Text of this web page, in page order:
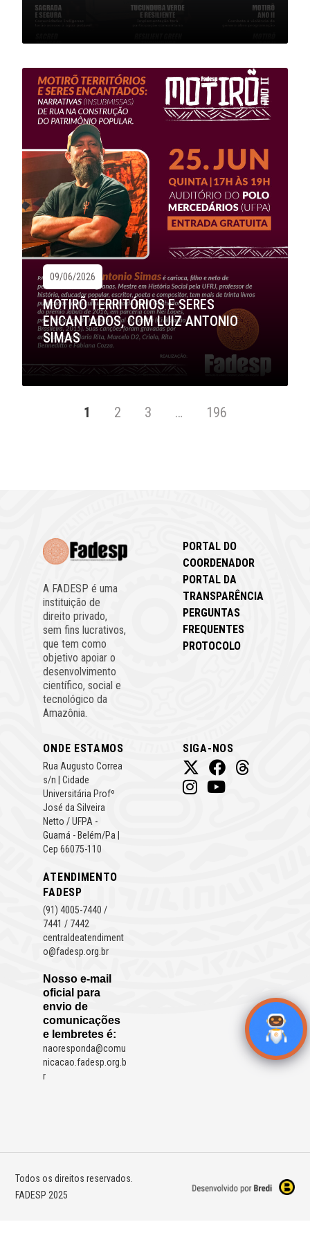
MOTIRÕ TERRITÓRIOS E SERES
ENCANTADOS, COM LUIZ ANTONIO
SIMAS
09/06/2026
1 2 3 … 196
A FADESP é uma
instituição de
direito privado,
sem fins lucrativos,
que tem como
objetivo apoiar o
desenvolvimento
científico, social e
tecnológico da
Amazônia.
PORTAL DO
COORDENADOR
PORTAL DA
TRANSPARÊNCIA
PERGUNTAS
FREQUENTES
PROTOCOLO
ONDE ESTAMOS
Rua Augusto Correa
s/n | Cidade
Universitária Profº
José da Silveira
Netto / UFPA -
Guamá - Belém/Pa |
Cep 66075-110
ATENDIMENTO
FADESP
(91) 4005-7440 /
7441 / 7442
centraldeatendiment
o@fadesp.org.br
Nosso e-mail
oficial para
envio de
comunicações
e lembretes é:
naoresponda@comu
nicacao.fadesp.org.b
r
SIGA-NOS
Todos os direitos reservados.
FADESP 2025